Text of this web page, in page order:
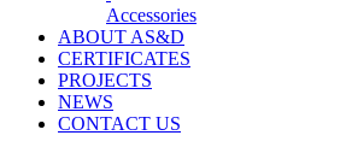
Accessories
ABOUT AS&D
CERTIFICATES
PROJECTS
NEWS
CONTACT US